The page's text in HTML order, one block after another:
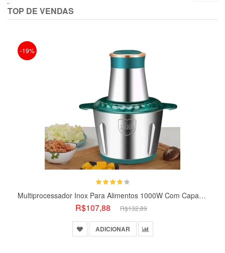
TOP DE VENDAS
-19%
Multiprocessador Inox Para Alimentos 1000W Com Capacidade De 3L
R$107,88 R$132,89
ADICIONAR